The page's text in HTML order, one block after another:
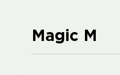
Magic M